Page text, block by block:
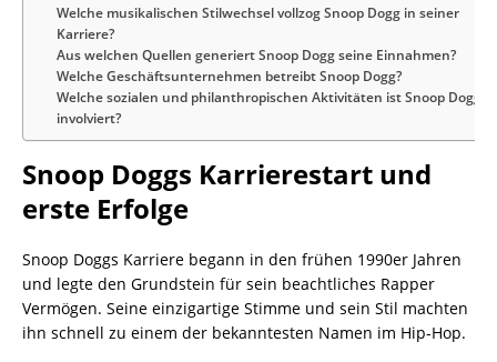
Welche musikalischen Stilwechsel vollzog Snoop Dogg in seiner
Karriere?
Aus welchen Quellen generiert Snoop Dogg seine Einnahmen?
Welche Geschäftsunternehmen betreibt Snoop Dogg?
Welche sozialen und philanthropischen Aktivitäten ist Snoop Dogg
involviert?
Snoop Doggs Karrierestart und
erste Erfolge
Snoop Doggs Karriere begann in den frühen 1990er Jahren
und legte den Grundstein für sein beachtliches Rapper
Vermögen. Seine einzigartige Stimme und sein Stil machten
ihn schnell zu einem der bekanntesten Namen im Hip-Hop.